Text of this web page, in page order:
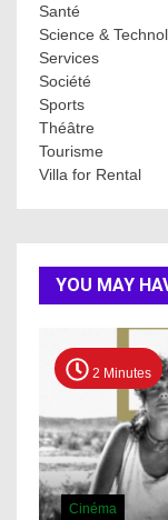
Santé
Science &
Services
Société
Sports
Théâtre
Tourisme
Villa for Rental
YOU MAY
2 Minutes
Cinéma